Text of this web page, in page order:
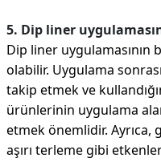
5. Dip liner
Dip liner uygulamasının
olabilir. Uygulama
takip etmek ve
ürünlerinin uygulama
etmek önemlidir. Ayrıca,
aşırı terleme gibi